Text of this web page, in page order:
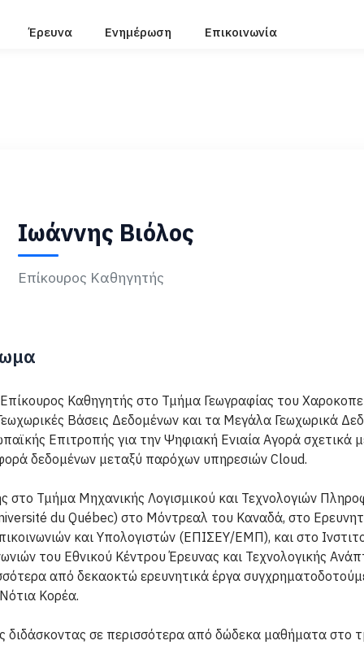
Έρευνα Ενημέρωση Επικοινωνία
Ιωάννης Βιόλος
Επίκουρος Καθηγητής
Επίκουρος Καθηγητής στο Τμήμα Γεωγραφίας του
Βάσεις Δεδομένων και τα Μεγάλα Γεωχωρικά
Επιτροπής για την Ψηφιακή Ενιαία Αγορά σχετικά
δεδομένων μεταξύ παρόχων υπηρεσιών Cloud.
στο Τμήμα Μηχανικής Λογισμικού και Τεχνολογιών
du Québec) στο Μόντρεαλ του Καναδά, στο
και Υπολογιστών (ΕΠΙΣΕΥ/ΕΜΠ), και στο
του Εθνικού Κέντρου Έρευνας και Τεχνολογικής
από δεκαοκτώ ερευνητικά έργα
Κορέα.
διδάσκοντας σε περισσότερα από δώδεκα μαθήματα στο